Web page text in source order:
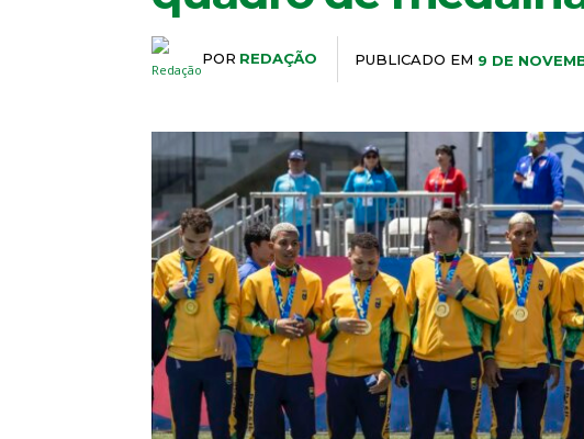
POR REDAÇÃO PUBLICADO EM 9 DE